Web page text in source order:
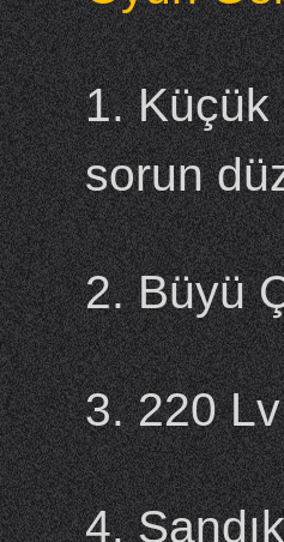
1. Küçük
sorun
2. Büyü
3. 220
4.